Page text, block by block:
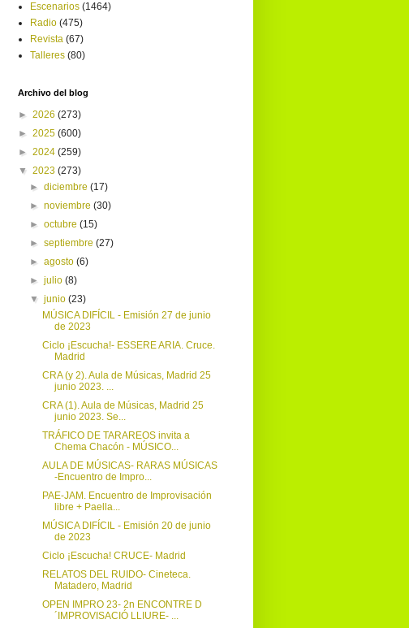
Escenarios (1464)
Radio (475)
Revista (67)
Talleres (80)
Archivo del blog
► 2026 (273)
► 2025 (600)
► 2024 (259)
▼ 2023 (273)
►diciembre(17)
►noviembre(30)
►octubre(15)
►septiembre(27)
►agosto(6)
►julio(8)
▼junio(23)
MÚSICA DIFÍCIL - Emisión 27 de junio
de 2023
Ciclo ¡Escucha!- ESSERE ARIA. Cruce.
Madrid
CRA (y 2). Aula de Músicas, Madrid 25
junio 2023. ...
CRA (1). Aula de Músicas, Madrid 25
junio 2023. Se...
TRÁFICO DE TARAREOS invita a
Chema Chacón - MÚSICO...
AULA DE MÚSICAS- RARAS MÚSICAS
-Encuentro de Impro...
PAE-JAM. Encuentro de Improvisación
libre + Paella...
MÚSICA DIFÍCIL - Emisión 20 de junio
de 2023
Ciclo ¡Escucha! CRUCE- Madrid
RELATOS DEL RUIDO- Cineteca.
Matadero, Madrid
OPEN IMPRO 23- 2n ENCONTRE D
´IMPROVISACIÓ LLIURE- ...